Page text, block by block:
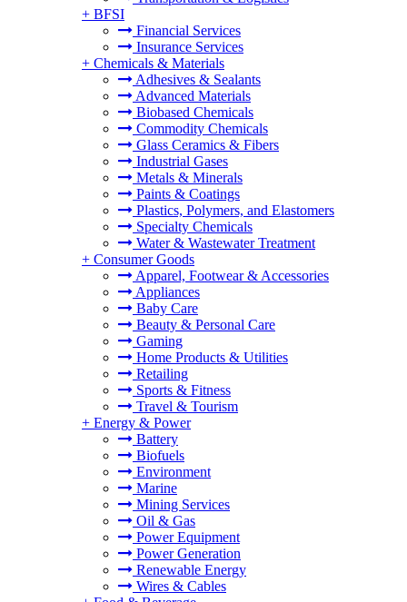
+ BFSI
Financial Services
Insurance Services
+ Chemicals & Materials
Adhesives & Sealants
Advanced Materials
Biobased Chemicals
Commodity Chemicals
Glass Ceramics & Fibers
Industrial Gases
Metals & Minerals
Paints & Coatings
Plastics, Polymers, and Elastomers
Specialty Chemicals
Water & Wastewater Treatment
+ Consumer Goods
Apparel, Footwear & Accessories
Appliances
Baby Care
Beauty & Personal Care
Gaming
Home Products & Utilities
Retailing
Sports & Fitness
Travel & Tourism
+ Energy & Power
Battery
Biofuels
Environment
Marine
Mining Services
Oil & Gas
Power Equipment
Power Generation
Renewable Energy
Wires & Cables